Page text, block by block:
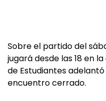
Sobre el partido del
jugará desde las 18 en
de Estudiantes
encuentro cerrado.